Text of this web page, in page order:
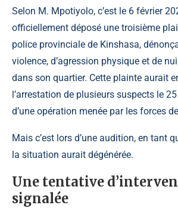
Selon M. Mpotiyolo, c’est le 6 février
officiellement déposé une troisième
police provinciale de Kinshasa,
violence, d’agression physique et de
dans son quartier. Cette plainte aurait
l’arrestation de plusieurs suspects le
d’une opération menée par les forces de
Mais c’est lors d’une audition, en tant
la situation aurait dégénérée.
Une tentative
signalée